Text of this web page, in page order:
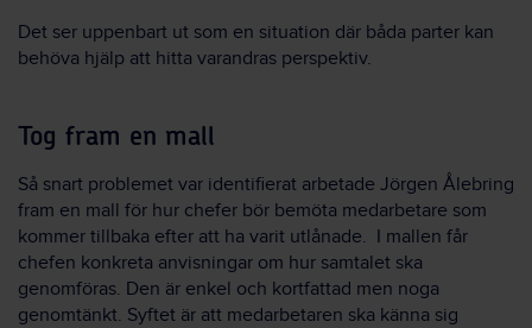
Det ser uppenbart ut som en situation där båda parter kan
behöva hjälp att hitta varandras perspektiv.
Tog fram en mall
Så snart problemet var identifierat arbetade Jörgen Ålebring
fram en mall för hur chefer bör bemöta medarbetare som
kommer tillbaka efter att ha varit utlånade. I mallen får
chefen konkreta anvisningar om hur samtalet ska
genomföras. Den är enkel och kortfattad men noga
genomtänkt. Syftet är att medarbetaren ska känna sig